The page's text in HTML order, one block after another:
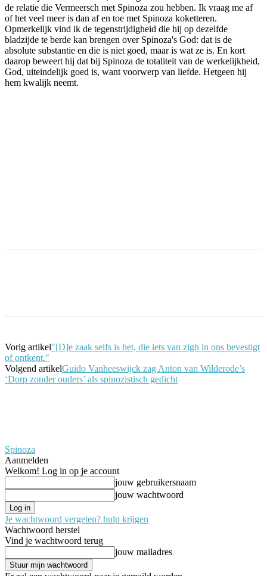
de relatie die Vermeersch met Spinoza zou hebben. Ik vraag me af
of het veel meer is dan af en toe met Spinoza koketteren.
Opmerkelijk vind ik de tegenstrijdigheid die hij op dezelfde
bladzijde te berde kan brengen over Spinoza's God: dat is de
absolute substantie en die is niet goed, maar is wat ze is. En kort
daarop beweert hij dat bij Spinoza de totaliteit van de werkelijkheid,
God, uiteindelijk goed is, want voorwerp van liefde. Hetgeen hij
hem kwalijk neemt.
Vorig artikel"[D]e zaak selfs is het, die iets van zigh in ons bevestigt
of ontkent."
Volgend artikelGuido Vanheeswijck zag Anton van Wilderode’s
‘Dorp zonder ouders’ als spinozistisch gedicht
Spinoza
Aanmelden
Welkom! Log in op je account
jouw gebruikersnaam
jouw wachtwoord
Je wachtwoord vergeten? hulp krijgen
Wachtwoord herstel
Vind je wachtwoord terug
jouw mailadres